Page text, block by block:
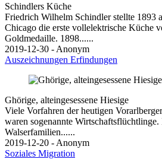
Schindlers Küche
Friedrich Wilhelm Schindler stellte 1893
Chicago die erste vollelektrische Küche
Goldmedaille. 1898......
2019-12-30 - Anonym
Auszeichnungen Erfindungen
Ghörige, alteingesessene Hiesige
Viele Vorfahren der heutigen
waren sogenannte
Walserfamilien......
2019-12-20 - Anonym
Soziales Migration